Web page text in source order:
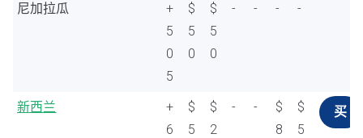
尼加拉瓜
+
5
0
5
$
5
0
$
5
0
- - - -
新西兰
+
6
$
5
$
2
- -
$
8
$
5
买